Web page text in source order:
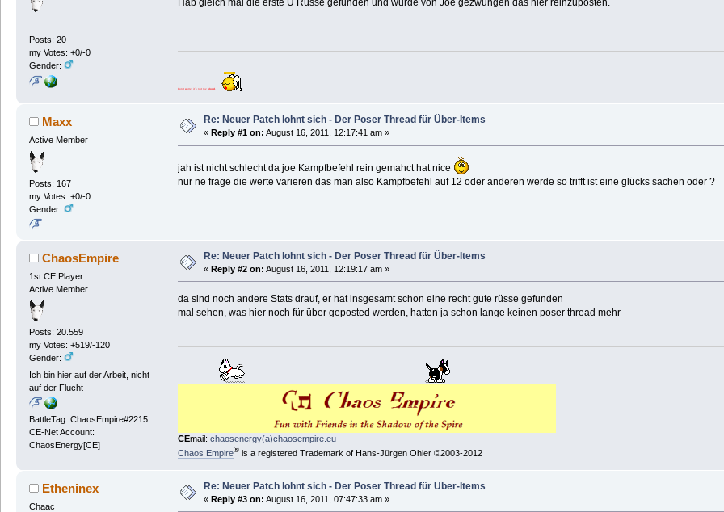
Posts: 20
my Votes: +0/-0
Gender:
Hab gleich mal die erste Ü Rüsse gefunden und wurde von Joe gezwungen das hier reinzuposten.
Don´t worry, it´s not my blood
Maxx
Active Member
Posts: 167
my Votes: +0/-0
Gender:
Re: Neuer Patch lohnt sich - Der Poser Thread für Über-Items
« Reply #1 on: August 16, 2011, 12:17:41 am »
jah ist nicht schlecht da joe Kampfbefehl rein gemahct hat nice
nur ne frage die werte varieren das man also Kampfbefehl auf 12 oder anderen werde so trifft ist eine glücks sachen oder ?
ChaosEmpire
1st CE Player
Active Member
Posts: 20.559
my Votes: +519/-120
Gender:
Ich bin hier auf der Arbeit, nicht
auf der Flucht
BattleTag: ChaosEmpire#2215
CE-Net Account:
ChaosEnergy[CE]
Re: Neuer Patch lohnt sich - Der Poser Thread für Über-Items
« Reply #2 on: August 16, 2011, 12:19:17 am »
da sind noch andere Stats drauf, er hat insgesamt schon eine recht gute rüsse gefunden
mal sehen, was hier noch für über geposted werden, hatten ja schon lange keinen poser thread mehr
CEmail: chaosenergy(a)chaosempire.eu
Chaos Empire®is a registered Trademark of Hans-Jürgen Ohler ©2003-2012
Etheninex
Chaac
Re: Neuer Patch lohnt sich - Der Poser Thread für Über-Items
« Reply #3 on: August 16, 2011, 07:47:33 am »